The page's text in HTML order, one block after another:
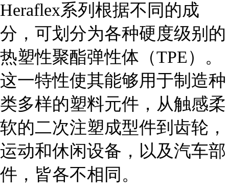
Heraflex系列根据不同的成
分，可划分为各种硬度级别的
热塑性聚酯弹性体（TPE）。
这一特性使其能够用于制造种
类多样的塑料元件，从触感柔
软的二次注塑成型件到齿轮，
运动和休闲设备，以及汽车部
件，皆各不相同 。